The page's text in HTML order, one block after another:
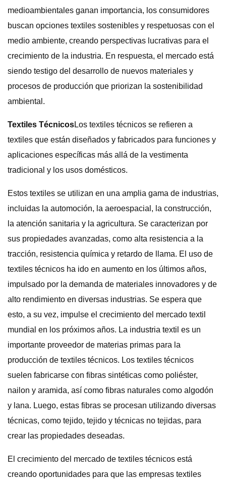
medioambientales ganan importancia, los consumidores
buscan opciones textiles sostenibles y respetuosas con el
medio ambiente, creando perspectivas lucrativas para el
crecimiento de la industria. En respuesta, el mercado está
siendo testigo del desarrollo de nuevos materiales y
procesos de producción que priorizan la sostenibilidad
ambiental.
Textiles TécnicosLos textiles técnicos se refieren a
textiles que están diseñados y fabricados para funciones y
aplicaciones específicas más allá de la vestimenta
tradicional y los usos domésticos.
Estos textiles se utilizan en una amplia gama de industrias,
incluidas la automoción, la aeroespacial, la construcción,
la atención sanitaria y la agricultura. Se caracterizan por
sus propiedades avanzadas, como alta resistencia a la
tracción, resistencia química y retardo de llama. El uso de
textiles técnicos ha ido en aumento en los últimos años,
impulsado por la demanda de materiales innovadores y de
alto rendimiento en diversas industrias. Se espera que
esto, a su vez, impulse el crecimiento del mercado textil
mundial en los próximos años. La industria textil es un
importante proveedor de materias primas para la
producción de textiles técnicos. Los textiles técnicos
suelen fabricarse con fibras sintéticas como poliéster,
nailon y aramida, así como fibras naturales como algodón
y lana. Luego, estas fibras se procesan utilizando diversas
técnicas, como tejido, tejido y técnicas no tejidas, para
crear las propiedades deseadas.
El crecimiento del mercado de textiles técnicos está
creando oportunidades para que las empresas textiles